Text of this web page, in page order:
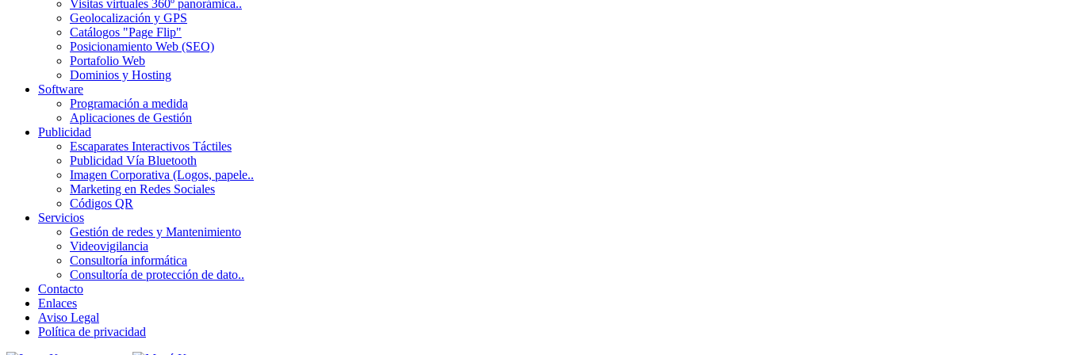
Visitas virtuales 360º panorámica..
Geolocalización y GPS
Catálogos "Page Flip"
Posicionamiento Web (SEO)
Portafolio Web
Dominios y Hosting
Software
Programación a medida
Aplicaciones de Gestión
Publicidad
Escaparates Interactivos Táctiles
Publicidad Vía Bluetooth
Imagen Corporativa (Logos, papele..
Marketing en Redes Sociales
Códigos QR
Servicios
Gestión de redes y Mantenimiento
Videovigilancia
Consultoría informática
Consultoría de protección de dato..
Contacto
Enlaces
Aviso Legal
Política de privacidad